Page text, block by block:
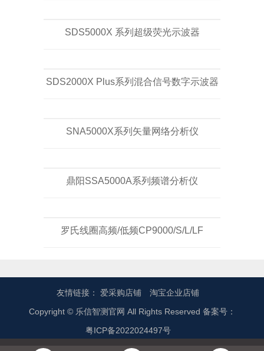
SDS5000X 系列超级荧光示波器
SDS2000X Plus系列混合信号数字示波器
SNA5000X系列矢量网络分析仪
鼎阳SSA5000A系列频谱分析仪
罗氏线圈高频/低频CP9000/S/L/LF
友情链接： 爱采购店铺
淘宝企业店铺
Copyright © 乐信智测官网 All Rights Reserved 备案号：
粤ICP备2022024497号